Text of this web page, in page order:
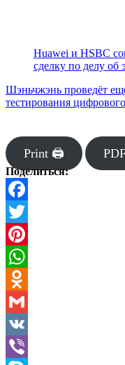
Huawei и HSBC
сделку по делу об
Шэньчжэнь проведёт
тестирования
Print 🖨
Поделиться:
Facebook
Twitter
Pinterest
WhatsApp
Odnoklassniki
Gmail
VK